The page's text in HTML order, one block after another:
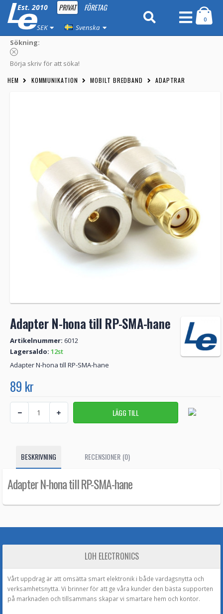
Est. 2010 PRIVAT FÖRETAG
SEK Svenska
0
Sökning:
Börja skriv för att söka!
HEM KOMMUNIKATION MOBILT BREDBAND ADAPTRAR
Adapter N-hona till RP-SMA-hane
Artikelnummer: 6012
Lagersaldo: 12st
Adapter N-hona till RP-SMA-hane
89 kr
BESKRIVNING RECENSIONER (0)
Adapter N-hona till RP-SMA-hane
LOH ELECTRONICS
Vårt uppdrag är att omsätta smart elektronik i både vardagsnytta och
verksamhetsnytta. Vi brinner för att ge våra kunder den bästa supporten
på marknaden och tillsammans skapar vi smartare hem och kontor.